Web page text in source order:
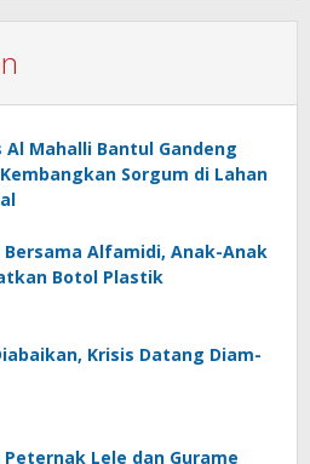
Al Mahalli Bantul Gandeng
Sorgum di Lahan
Alfamidi, Anak-Anak
Botol Plastik
Datang Diam-
Peternak Lele dan Gurame